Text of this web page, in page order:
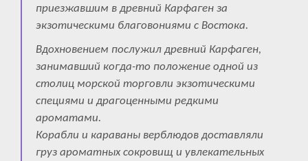
приезжавшим в древний Карфаген за
экзотическими благовониями с Востока.
Вдохновением послужил древний Карфаген,
занимавший когда-то положение одной из
столиц морской торговли экзотическими
специями и драгоценными редкими
ароматами.
Корабли и караваны верблюдов доставляли
груз ароматных сокровищ и увлекательных